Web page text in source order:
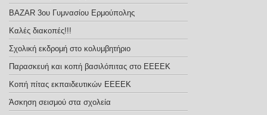
BAZAR 3ου Γυμνασίου Ερμούπολης
Καλές διακοπές!!!
Σχολική εκδρομή στο κολυμβητήριο
Παρασκευή και κοπή βασιλόπιτας στο ΕΕΕΕΚ
Κοπή πίτας εκπαιδευτικών ΕΕΕΕΚ
Άσκηση σεισμού στα σχολεία